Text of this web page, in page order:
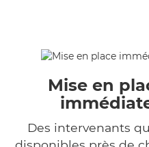
Mise en
Des intervenants